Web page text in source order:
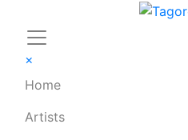
×
Home
Artists